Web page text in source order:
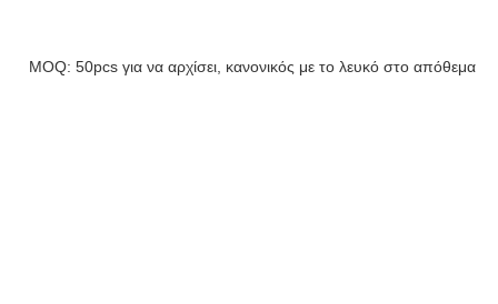
MOQ: 50pcs για να αρχίσει, κανονικός με το λευκό στο απόθεμα